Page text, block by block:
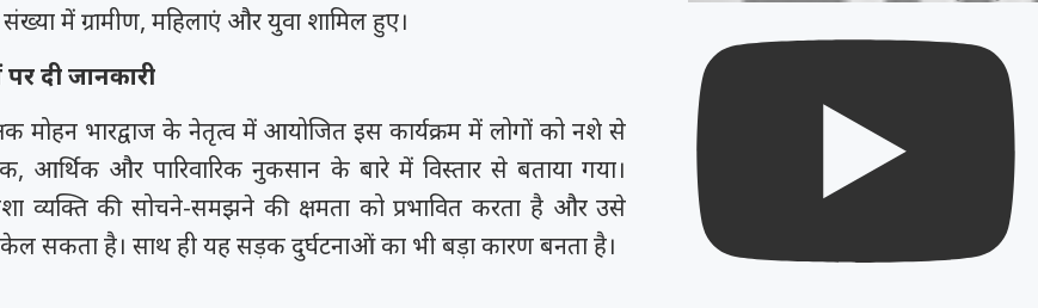
में ग्रामीण, महिलाएं और युवा शामिल हुए।
पर दी जानकारी
मोहन भारद्वाज के नेतृत्व में आयोजित इस कार्यक्रम में लोगों को नशे से
आर्थिक और पारिवारिक नुकसान के बारे में विस्तार से बताया गया।
व्यक्ति की सोचने-समझने की क्षमता को प्रभावित करता है और उसे
सकता है। साथ ही यह सड़क दुर्घटनाओं का भी बड़ा कारण बनता है।